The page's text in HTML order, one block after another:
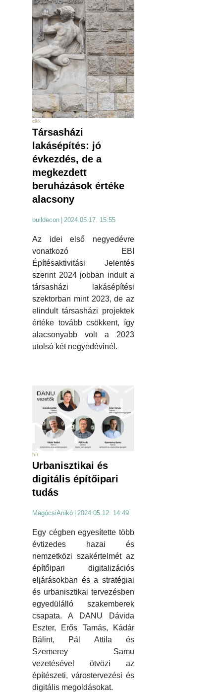
cikk
Társasházi
lakásépítés: jó
évkezdés, de a
megkezdett
beruházások értéke
alacsony
buildecon 2024.05.17. 15:55
Az idei első negyedévre
vonatkozó EBI
Építésaktivitási Jelentés
szerint 2024 jobban indult a
társasházi lakásépítési
szektorban mint 2023, de az
elindult társasházi projektek
értéke tovább csökkent, így
alacsonyabb volt a 2023
utolsó két negyedévinél.
hír
Urbanisztikai és
digitális építőipari
tudás
MagócsiAnikó | 2024.05.12. 14:49
Egy cégben egyesítette több
évtizedes hazai és
nemzetközi szakértelmét az
építőipari digitalizációs
eljárásokban és a stratégiai
és urbanisztikai tervezésben
egyedülálló szakemberek
csapata. A DANU Dávida
Eszter, Erős Tamás, Kádár
Bálint, Pál Attila és
Szemerey Samu
vezetésével ötvözi az
építészeti, várostervezési és
digitális megoldásokat.